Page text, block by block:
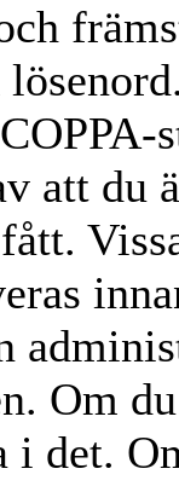
att du
Om
det.